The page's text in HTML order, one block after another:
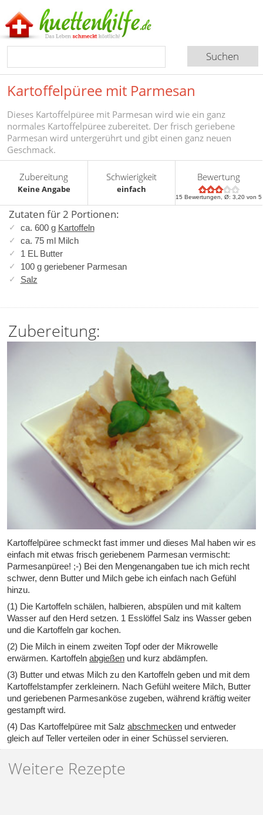
Kartoffelpüree mit Parmesan
Dieses Kartoffelpüree mit Parmesan wird wie ein ganz
normales Kartoffelpüree zubereitet. Der frisch geriebene
Parmesan wird untergerührt und gibt einen ganz neuen
Geschmack.
Zubereitung
Keine Angabe
Schwierigkeit
einfach
Bewertung
15 Bewertungen, Ø:3,20 von 5
Zutaten für 2 Portionen:
ca. 600 g Kartoffeln
ca. 75 ml Milch
1 EL Butter
100 g geriebener Parmesan
Salz
Zubereitung:
Kartoffelpüree schmeckt fast immer und dieses Mal haben wir es
einfach mit etwas frisch geriebenem Parmesan vermischt:
Parmesanpüree! ;-) Bei den Mengenangaben tue ich mich recht
schwer, denn Butter und Milch gebe ich einfach nach Gefühl
hinzu.
(1) Die Kartoffeln schälen, halbieren, abspülen und mit kaltem
Wasser auf den Herd setzen. 1 Esslöffel Salz ins Wasser geben
und die Kartoffeln gar kochen.
(2) Die Milch in einem zweiten Topf oder der Mikrowelle
erwärmen. Kartoffeln abgießen und kurz abdämpfen.
(3) Butter und etwas Milch zu den Kartoffeln geben und mit dem
Kartoffelstampfer zerkleinern. Nach Gefühl weitere Milch, Butter
und geriebenen Parmesanköse zugeben, während kräftig weiter
gestampft wird.
(4) Das Kartoffelpüree mit Salz abschmecken und entweder
gleich auf Teller verteilen oder in einer Schüssel servieren.
Weitere Rezepte